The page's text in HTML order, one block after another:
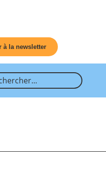
à la newsletter